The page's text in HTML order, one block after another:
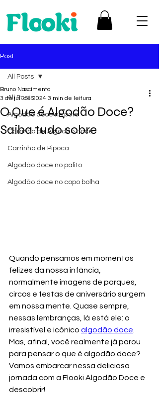
Post
All Posts
Algodão doce no pote
Carrinho de Algodão doce
Carrinho de Pipoca
Algodão doce no palito
Algodão doce no copo bolha
All Posts
O Que é Algodão Doce?
Saiba tudo sobre
Bruno Nascimento
3 de jul. de 2024 3 min de leitura
Quando pensamos em momentos
felizes da nossa infância,
normalmente imagens de parques,
circos e festas de aniversário surgem
em nossa mente. Quase sempre,
nessas lembranças, lá está ele: o
irresistível e icônico algodão doce
Mas, afinal, você realmente já parou
para pensar o que é algodão doce?
Vamos embarcar nessa deliciosa
jornada com a Flooki Algodão Doce e
descobrir!